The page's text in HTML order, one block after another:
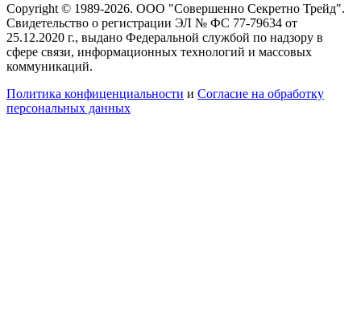
Copyright © 1989-2026. ООО "Совершенно Секретно Трейд".
Свидетельство о регистрации ЭЛ № ФС 77-79634 от
25.12.2020 г., выдано Федеральной службой по надзору в
сфере связи, информационных технологий и массовых
коммуникаций.
Политика конфиценциальности и Согласие на обработку
персональных данных